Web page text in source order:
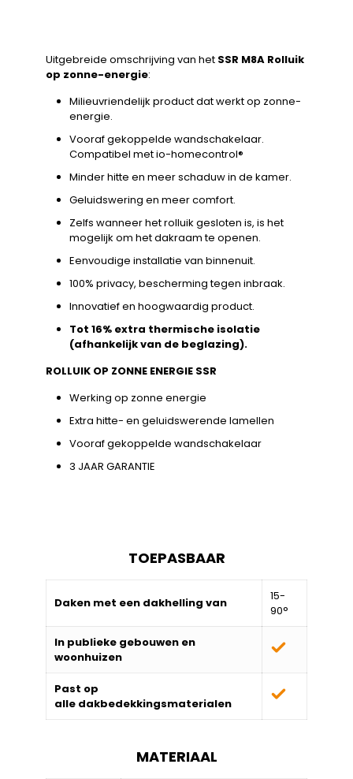
Uitgebreide omschrijving van het SSR M8A Rolluik
op zonne-energie:
Milieuvriendelijk product dat werkt op zonne-
energie.
Vooraf gekoppelde wandschakelaar.
Compatibel met io-homecontrol®
Minder hitte en meer schaduw in de kamer.
Geluidswering en meer comfort.
Zelfs wanneer het rolluik gesloten is, is het
mogelijk om het dakraam te openen.
Eenvoudige installatie van binnenuit.
100% privacy, bescherming tegen inbraak.
Innovatief en hoogwaardig product.
Tot 16% extra thermische isolatie
(afhankelijk van de beglazing).
ROLLUIK OP ZONNE ENERGIE SSR
Werking op zonne energie
Extra hitte- en geluidswerende lamellen
Vooraf gekoppelde wandschakelaar
3 JAAR GARANTIE
TOEPASBAAR
Daken met een dakhelling van
15-
90°
In publieke gebouwen en
woonhuizen
Past op
alle dakbedekkingsmaterialen
MATERIAAL